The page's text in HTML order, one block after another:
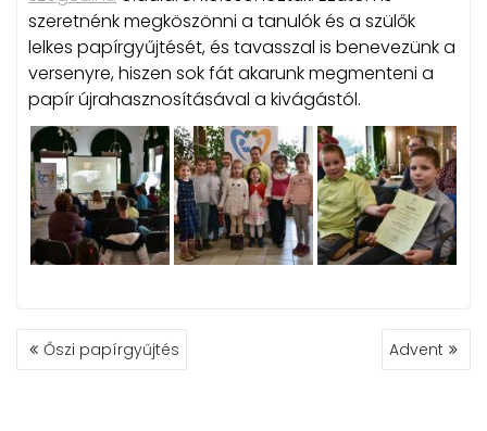
szeretnénk megköszönni a tanulók és a szülők
lelkes papírgyűjtését, és tavasszal is benevezünk a
versenyre, hiszen sok fát akarunk megmenteni a
papír újrahasznosításával a kivágástól.
BEJEGYZÉS
NAVIGÁCIÓ
Őszi papírgyűjtés Advent